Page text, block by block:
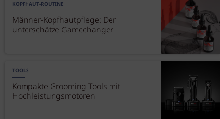
KOPFHAUT-ROUTINE
Männer-Kopfhautpflege: Der
unterschätze Gamechanger
TOOLS
Kompakte Grooming Tools mit
Hochleistungsmotoren